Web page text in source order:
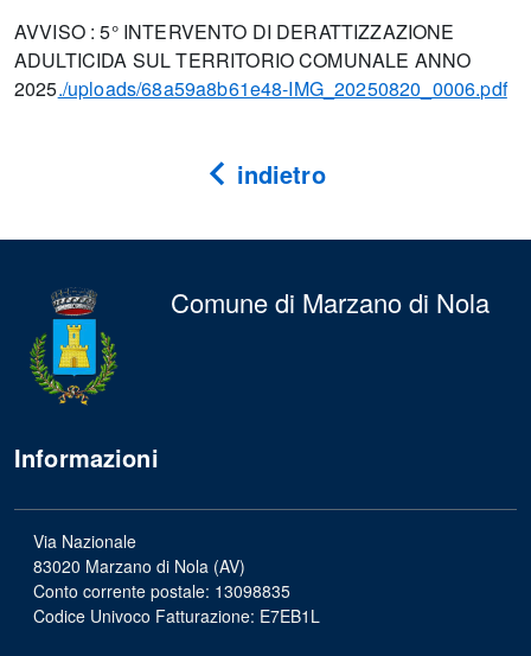
AVVISO : 5° INTERVENTO DI DERATTIZZAZIONE
ADULTICIDA SUL TERRITORIO COMUNALE ANNO
2025./uploads/68a59a8b61e48-IMG_20250820_0006.pdf
indietro
Comune di Marzano di Nola
Informazioni
Via Nazionale
83020 Marzano di Nola (AV)
Conto corrente postale: 13098835
Codice Univoco Fatturazione: E7EB1L